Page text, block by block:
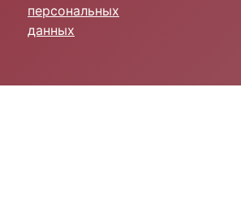
персональных
данных